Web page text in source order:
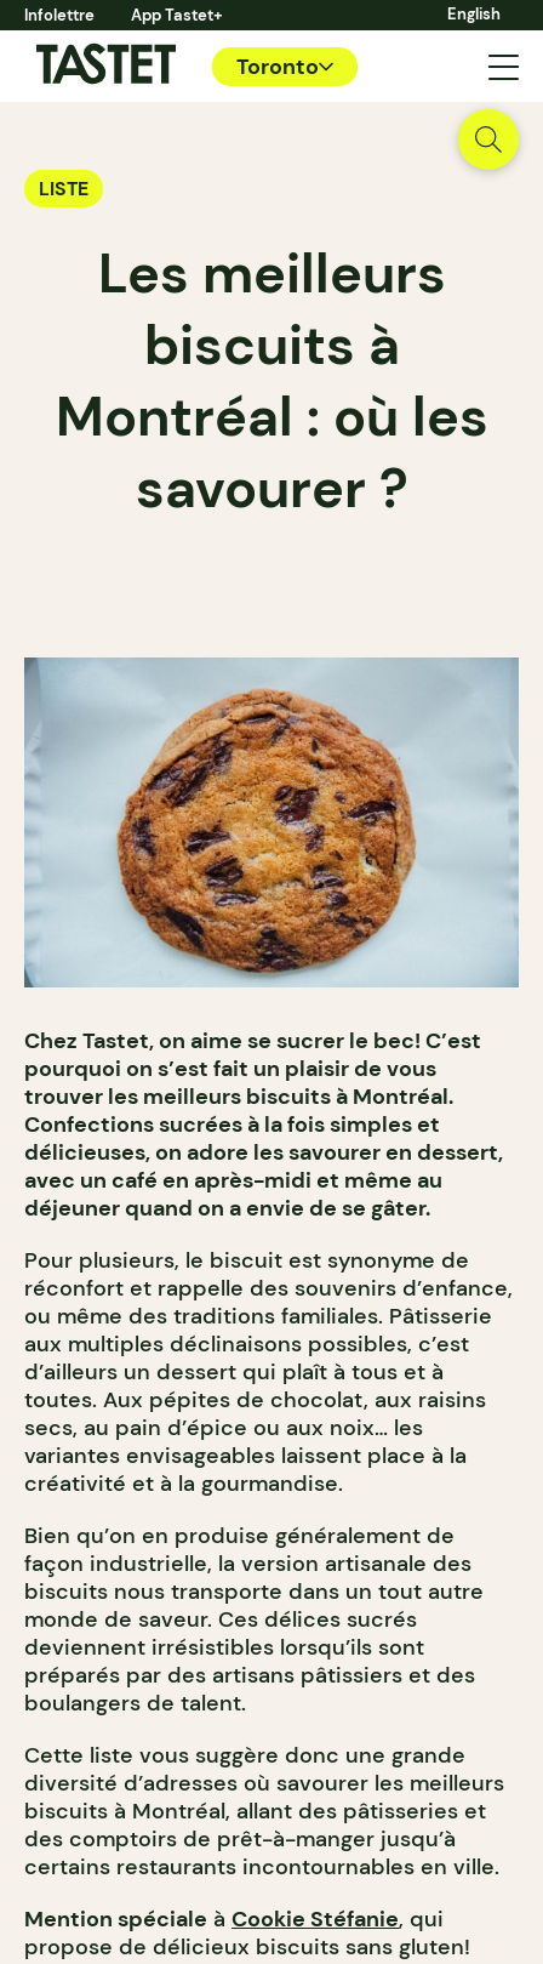
Infolettre App Tastet+ English
Toronto
LISTE
Les meilleurs
biscuits à
Montréal : où les
savourer ?
Chez Tastet, on aime se sucrer le bec! C’est
pourquoi on s’est fait un plaisir de vous
trouver les meilleurs biscuits à Montréal.
Confections sucrées à la fois simples et
délicieuses, on adore les savourer en dessert,
avec un café en après-midi et même au
déjeuner quand on a envie de se gâter.
Pour plusieurs, le biscuit est synonyme de
réconfort et rappelle des souvenirs d’enfance,
ou même des traditions familiales. Pâtisserie
aux multiples déclinaisons possibles, c’est
d’ailleurs un dessert qui plaît à tous et à
toutes. Aux pépites de chocolat, aux raisins
secs, au pain d’épice ou aux noix… les
variantes envisageables laissent place à la
créativité et à la gourmandise.
Bien qu’on en produise généralement de
façon industrielle, la version artisanale des
biscuits nous transporte dans un tout autre
monde de saveur. Ces délices sucrés
deviennent irrésistibles lorsqu’ils sont
préparés par des artisans pâtissiers et des
boulangers de talent.
Cette liste vous suggère donc une grande
diversité d’adresses où savourer les meilleurs
biscuits à Montréal, allant des pâtisseries et
des comptoirs de prêt-à-manger jusqu’à
certains restaurants incontournables en ville.
Mention spéciale à Cookie Stéfanie, qui
propose de délicieux biscuits sans gluten!